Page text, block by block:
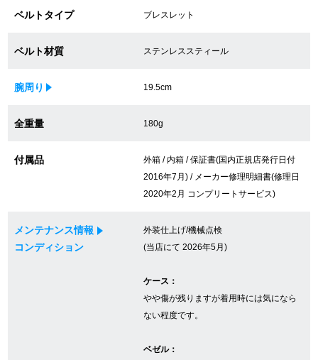
外装仕上げについて
電池交換について
GINZA RASINについて
GINZA RASINの中古腕時計について
ベルトタイプ ブレスレット
ベルト材質 ステンレススティール
腕周り 19.5cm
全重量 180g
付属品
外箱 / 内箱 / 保証書(国内正規店発行日付
2016年7月) / メーカー修理明細書(修理日
2020年2月 コンプリートサービス)
メンテナンス情報
コンディション
外装仕上げ/機械点検
(当店にて 2026年5月)
ケース：
やや傷が残りますが着用時には気になら
ない程度です。
ベゼル：